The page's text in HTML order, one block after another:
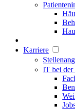
Karriere
IT bei